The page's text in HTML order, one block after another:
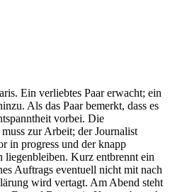
Ein verliebtes Paar erwacht; ein
Als das Paar bemerkt, dass es
vorbei. Die
zur Arbeit; der Journalist
in progress und der knapp
Kurz entbrennt ein
Auftrags eventuell nicht mit nach
wird vertagt. Am Abend steht